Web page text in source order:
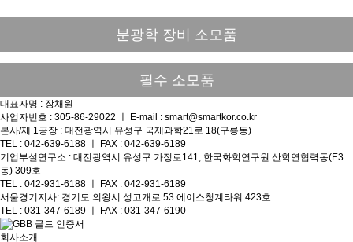
분광학 장비 소모품
필수 소모품
대표자명 : 장채원
사업자번호 : 305-86-29022 ㅣ E-mail : smart@smartkor.co.kr
본사/제 1공장 : 대전광역시 유성구 국제과학21로 18(구룡동)
TEL : 042-639-6188 ㅣ FAX : 042-639-6189
기업부설연구소 : 대전광역시 유성구 가정로141, 한국화학연구원 산학연협력동(E3
동) 309호
TEL : 042-931-6188 ㅣ FAX : 042-931-6189
서울경기지사: 경기도 의왕시 성고개로 53 에이스청계타워 423호
TEL : 031-347-6189 ㅣ FAX : 031-347-6190
회사소개